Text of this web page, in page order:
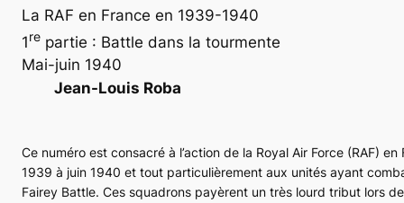
La RAF en France en 1939-1940
1re partie : Battle dans la tourmente
Mai-juin 1940
Jean-Louis Roba
Ce numéro est consacré à l’action de la Royal Air Force (RAF) en
1939 à juin 1940 et tout particulièrement aux unités ayant
Fairey Battle. Ces squadrons payèrent un très lourd tribut lors